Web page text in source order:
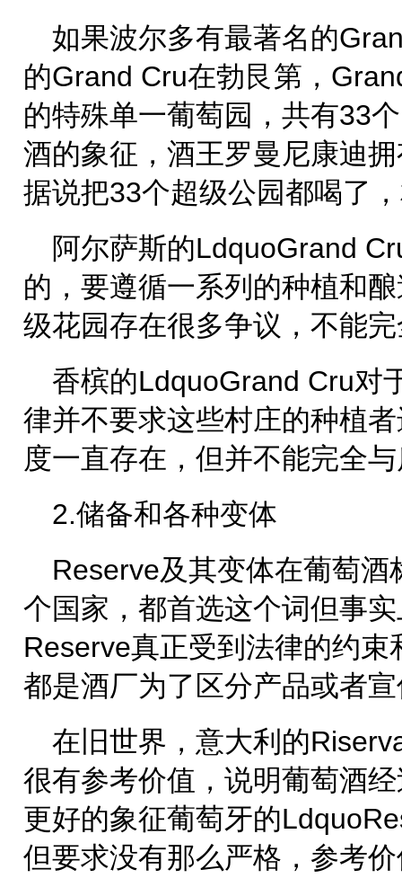
如果波尔多有最著名的
的Grand Cru在勃艮第，
的特殊单一葡萄园，共有33
酒的象征，酒王罗曼尼康迪
据说把33个超级公园都喝了
阿尔萨斯的LdquoGrand
的，要遵循一系列的种植和
级花园存在很多争议，不能
香槟的LdquoGrand Cru对
律并不要求这些村庄的种植
度一直存在，但并不能完全
2.储备和各种变体
Reserve及其变体在葡萄
个国家，都首选这个词但事
Reserve真正受到法律的约
都是酒厂为了区分产品或者
在旧世界，意大利的
很有参考价值，说明葡萄酒
更好的象征葡萄牙的
但要求没有那么严格，参考